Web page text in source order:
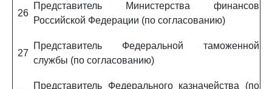
26
Представитель Министерства финансов
Российской Федерации (по согласованию)
27
Представитель Федеральной таможенной
службы (по согласованию)
Представитель Федерального казначейства (по